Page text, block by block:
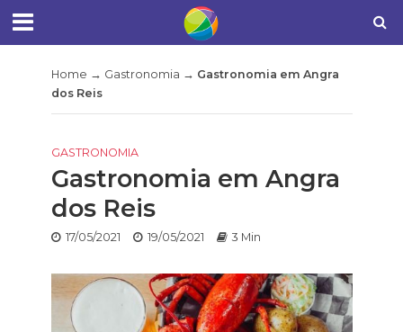
Home → Gastronomia → Gastronomia em Angra
dos Reis
GASTRONOMIA
Gastronomia em Angra
dos Reis
17/05/2021 19/05/2021 3 Min